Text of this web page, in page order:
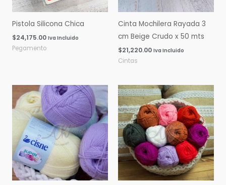
Pistola Silicona Chica
$24,175.00 Iva Incluido
Pegamento
Cinta Mochilera Rayada 3
cm Beige Crudo x 50 mts
$21,220.00 Iva Incluido
Cintas
Rango
de
precios:
desde
$0.00
hasta
$16,060.00
Rango
de
precios:
desde
$0.00
hasta
$14,600.00